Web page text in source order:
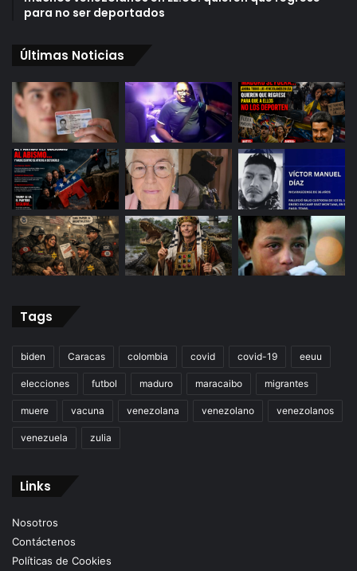
para no ser deportados
Últimas Noticias
Tags
biden Caracas colombia covid covid-19 eeuu
elecciones futbol maduro maracaibo migrantes
muere vacuna venezolana venezolano venezolanos
venezuela zulia
Links
Nosotros
Contáctenos
Políticas de Cookies